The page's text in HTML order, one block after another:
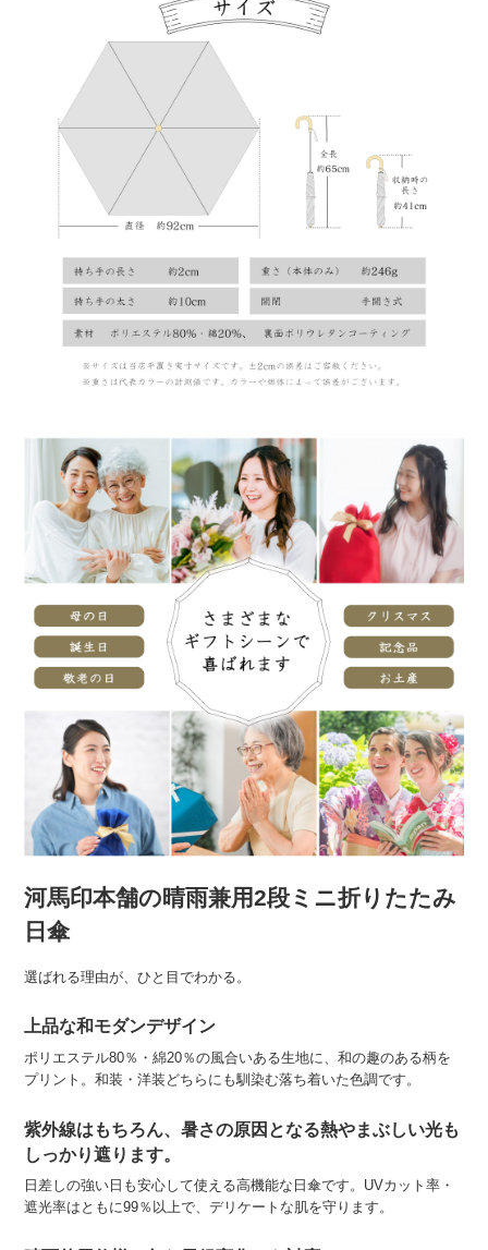
河馬印本舗の晴雨兼用2段ミニ折りたたみ
日傘
選ばれる理由が、ひと目でわかる。
上品な和モダンデザイン
ポリエステル80％・綿20％の風合いある生地に、和の趣のある柄を
プリント。和装・洋装どちらにも馴染む落ち着いた色調です。
紫外線はもちろん、暑さの原因となる熱やまぶしい光も
しっかり遮ります。
日差しの強い日も安心して使える高機能な日傘です。UVカット率・
遮光率はともに99％以上で、デリケートな肌を守ります。